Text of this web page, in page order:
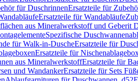
für DuschrinnenErsatzteile für
Ersatzteile für Wandabläufe
aus Mineralwerkstoff und Geberit
Spezifische
für Walk-in-DuscheErsatzteile für
Ersatzteile für
aus MineralwerkstoffErsatzteile für
und WandankerErsatzteile für Sets